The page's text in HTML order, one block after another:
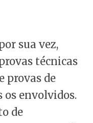
sua vez,
técnicas
provas de
envolvidos.
de